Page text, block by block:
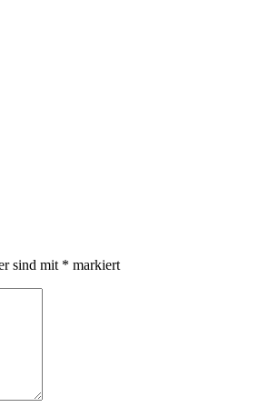
sind mit * markiert